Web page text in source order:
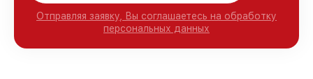
Отправляя заявку, Вы соглашаетесь на обработку
персональных данных